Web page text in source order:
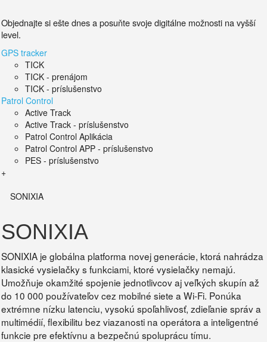
Objednajte si ešte dnes a posuňte svoje digitálne možnosti na vyšší
level.
GPS tracker
TICK
TICK - prenájom
TICK - príslušenstvo
Patrol Control
Active Track
Active Track - príslušenstvo
Patrol Control Aplikácia
Patrol Control APP - príslušenstvo
PES - príslušenstvo
+
SONIXIA
SONIXIA
SONIXIA je globálna platforma novej generácie, ktorá nahrádza
klasické vysielačky s funkciami, ktoré vysielačky nemajú.
Umožňuje okamžité spojenie jednotlivcov aj veľkých skupín až
do 10 000 používateľov cez mobilné siete a Wi-Fi. Ponúka
extrémne nízku latenciu, vysokú spoľahlivosť, zdieľanie správ a
multimédií, flexibilitu bez viazanosti na operátora a inteligentné
funkcie pre efektívnu a bezpečnú spoluprácu tímu.